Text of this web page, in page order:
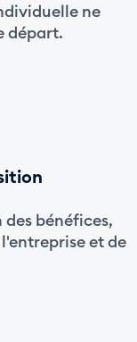
ne
départ.
bénéfices,
et de